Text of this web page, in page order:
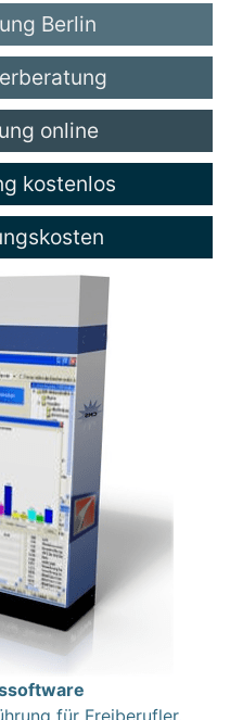
Berlin
online
kostenlos
für Freiberufler,